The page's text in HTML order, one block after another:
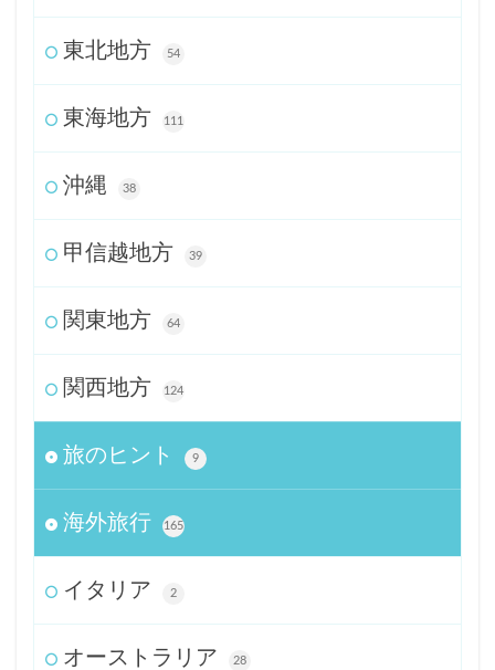
東北地方 54
東海地方 111
沖縄 38
甲信越地方 39
関東地方 64
関西地方 124
旅のヒント 9
海外旅行 165
イタリア 2
オーストラリア 28